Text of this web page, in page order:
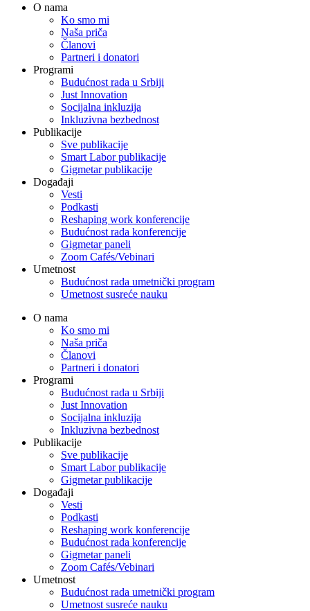
O nama
Ko smo mi
Naša priča
Članovi
Partneri i donatori
Programi
Budućnost rada u Srbiji
Just Innovation
Socijalna inkluzija
Inkluzivna bezbednost
Publikacije
Sve publikacije
Smart Labor publikacije
Gigmetar publikacije
Događaji
Vesti
Podkasti
Reshaping work konferencije
Budućnost rada konferencije
Gigmetar paneli
Zoom Cafés/Vebinari
Umetnost
Budućnost rada umetnički program
Umetnost susreće nauku
O nama
Ko smo mi
Naša priča
Članovi
Partneri i donatori
Programi
Budućnost rada u Srbiji
Just Innovation
Socijalna inkluzija
Inkluzivna bezbednost
Publikacije
Sve publikacije
Smart Labor publikacije
Gigmetar publikacije
Događaji
Vesti
Podkasti
Reshaping work konferencije
Budućnost rada konferencije
Gigmetar paneli
Zoom Cafés/Vebinari
Umetnost
Budućnost rada umetnički program
Umetnost susreće nauku